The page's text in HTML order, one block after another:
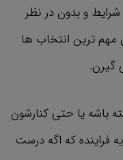
و بدون در نظر
مهم ترین انتخاب ها
گیرن.
باشه یا حتی کنارشون
فراینده که اگه درست